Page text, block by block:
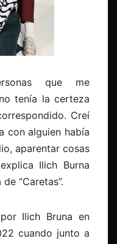
que me
tenía la certeza
Creí
con alguien había
aparentar cosas
Ilich Burna
“Caretas”.
Ilich Bruna en
cuando junto a